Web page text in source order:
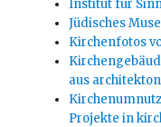
Institut für
Jüdisches
Kirchenfotos
aus
Projekte in